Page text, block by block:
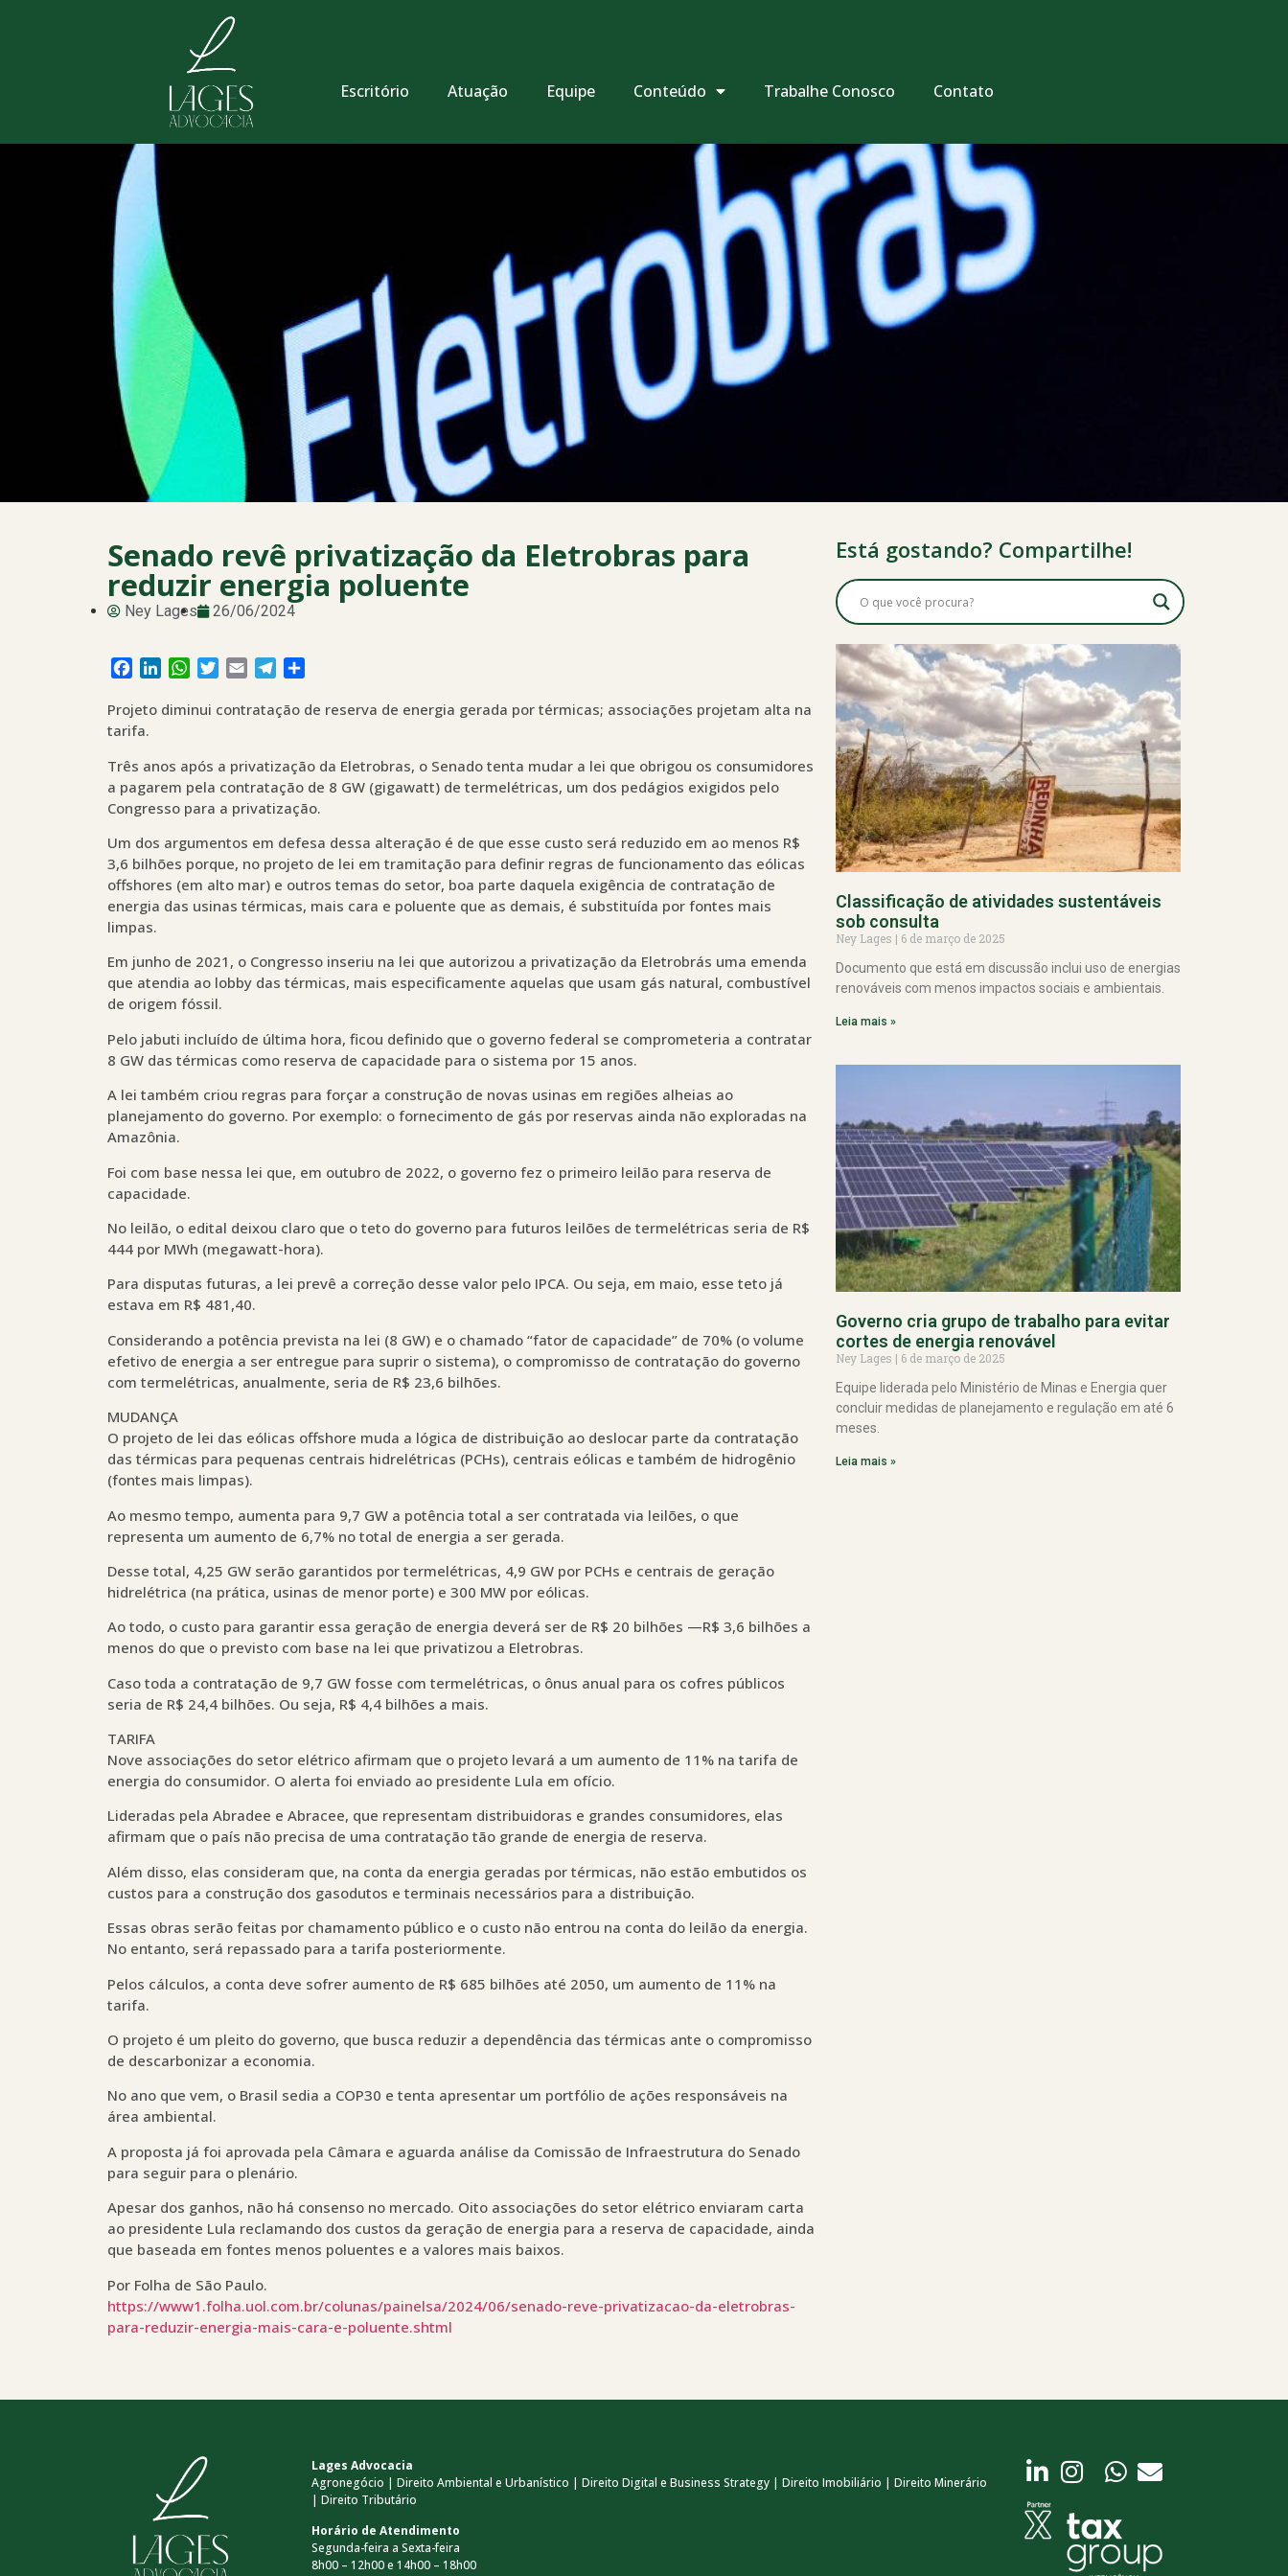
Escritório Atuação Equipe Conteúdo Trabalhe Conosco Contato
Senado revê privatização da Eletrobras para
reduzir energia poluente
Ney Lages 26/06/2024
Facebook
LinkedInWhatsApp
Twitter
Email Telegram
Projeto diminui contratação de reserva de energia gerada por térmicas; associações projetam alta na
tarifa.
Três anos após a privatização da Eletrobras, o Senado tenta mudar a lei que obrigou os consumidores
a pagarem pela contratação de 8 GW (gigawatt) de termelétricas, um dos pedágios exigidos pelo
Congresso para a privatização.
Um dos argumentos em defesa dessa alteração é de que esse custo será reduzido em ao menos R$
3,6 bilhões porque, no projeto de lei em tramitação para definir regras de funcionamento das eólicas
offshores (em alto mar) e outros temas do setor, boa parte daquela exigência de contratação de
energia das usinas térmicas, mais cara e poluente que as demais, é substituída por fontes mais
limpas.
Em junho de 2021, o Congresso inseriu na lei que autorizou a privatização da Eletrobrás uma emenda
que atendia ao lobby das térmicas, mais especificamente aquelas que usam gás natural, combustível
de origem fóssil.
Pelo jabuti incluído de última hora, ficou definido que o governo federal se comprometeria a contratar
8 GW das térmicas como reserva de capacidade para o sistema por 15 anos.
A lei também criou regras para forçar a construção de novas usinas em regiões alheias ao
planejamento do governo. Por exemplo: o fornecimento de gás por reservas ainda não exploradas na
Amazônia.
Foi com base nessa lei que, em outubro de 2022, o governo fez o primeiro leilão para reserva de
capacidade.
No leilão, o edital deixou claro que o teto do governo para futuros leilões de termelétricas seria de R$
444 por MWh (megawatt-hora).
Para disputas futuras, a lei prevê a correção desse valor pelo IPCA. Ou seja, em maio, esse teto já
estava em R$ 481,40.
Considerando a potência prevista na lei (8 GW) e o chamado “fator de capacidade” de 70% (o volume
efetivo de energia a ser entregue para suprir o sistema), o compromisso de contratação do governo
com termelétricas, anualmente, seria de R$ 23,6 bilhões.
MUDANÇA
O projeto de lei das eólicas offshore muda a lógica de distribuição ao deslocar parte da contratação
das térmicas para pequenas centrais hidrelétricas (PCHs), centrais eólicas e também de hidrogênio
(fontes mais limpas).
Ao mesmo tempo, aumenta para 9,7 GW a potência total a ser contratada via leilões, o que
representa um aumento de 6,7% no total de energia a ser gerada.
Desse total, 4,25 GW serão garantidos por termelétricas, 4,9 GW por PCHs e centrais de geração
hidrelétrica (na prática, usinas de menor porte) e 300 MW por eólicas.
Ao todo, o custo para garantir essa geração de energia deverá ser de R$ 20 bilhões —R$ 3,6 bilhões a
menos do que o previsto com base na lei que privatizou a Eletrobras.
Caso toda a contratação de 9,7 GW fosse com termelétricas, o ônus anual para os cofres públicos
seria de R$ 24,4 bilhões. Ou seja, R$ 4,4 bilhões a mais.
TARIFA
Nove associações do setor elétrico afirmam que o projeto levará a um aumento de 11% na tarifa de
energia do consumidor. O alerta foi enviado ao presidente Lula em ofício.
Lideradas pela Abradee e Abracee, que representam distribuidoras e grandes consumidores, elas
afirmam que o país não precisa de uma contratação tão grande de energia de reserva.
Além disso, elas consideram que, na conta da energia geradas por térmicas, não estão embutidos os
custos para a construção dos gasodutos e terminais necessários para a distribuição.
Essas obras serão feitas por chamamento público e o custo não entrou na conta do leilão da energia.
No entanto, será repassado para a tarifa posteriormente.
Pelos cálculos, a conta deve sofrer aumento de R$ 685 bilhões até 2050, um aumento de 11% na
tarifa.
O projeto é um pleito do governo, que busca reduzir a dependência das térmicas ante o compromisso
de descarbonizar a economia.
No ano que vem, o Brasil sedia a COP30 e tenta apresentar um portfólio de ações responsáveis na
área ambiental.
A proposta já foi aprovada pela Câmara e aguarda análise da Comissão de Infraestrutura do Senado
para seguir para o plenário.
Apesar dos ganhos, não há consenso no mercado. Oito associações do setor elétrico enviaram carta
ao presidente Lula reclamando dos custos da geração de energia para a reserva de capacidade, ainda
que baseada em fontes menos poluentes e a valores mais baixos.
Por Folha de São Paulo.
https://www1.folha.uol.com.br/colunas/painelsa/2024/06/senado-reve-privatizacao-da-eletrobras-
para-reduzir-energia-mais-cara-e-poluente.shtml
Está gostando? Compartilhe!
Classificação de atividades sustentáveis
sob consulta
Ney Lages
6 de março de 2025
Documento que está em discussão inclui uso de energias
renováveis com menos impactos sociais e ambientais.
Leia mais »
Governo cria grupo de trabalho para evitar
cortes de energia renovável
Ney Lages
6 de março de 2025
Equipe liderada pelo Ministério de Minas e Energia quer
concluir medidas de planejamento e regulação em até 6
meses.
Leia mais »
Lages Advocacia
Agronegócio | Direito Ambiental e Urbanístico | Direito Digital e Business Strategy | Direito Imobiliário | Direito Minerário
| Direito Tributário
Horário de Atendimento
Segunda-feira a Sexta-feira
8h00 – 12h00 e 14h00 – 18h00